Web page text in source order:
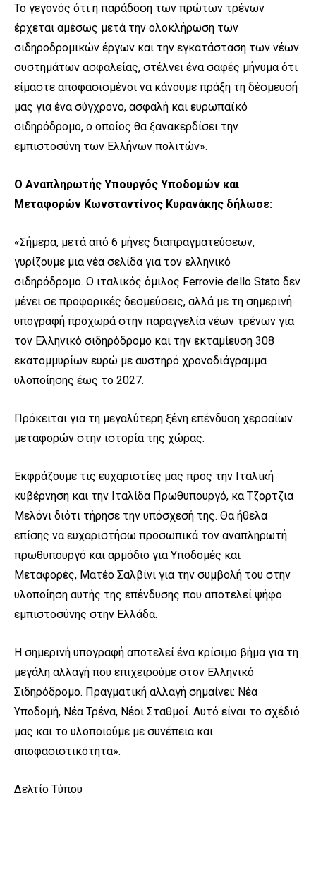
Το γεγονός ότι η παράδοση των πρώτων τρένων
έρχεται αμέσως μετά την ολοκλήρωση των
σιδηροδρομικών έργων και την εγκατάσταση των νέων
συστημάτων ασφαλείας, στέλνει ένα σαφές μήνυμα ότι
είμαστε αποφασισμένοι να κάνουμε πράξη τη δέσμευσή
μας για ένα σύγχρονο, ασφαλή και ευρωπαϊκό
σιδηρόδρομο, ο οποίος θα ξανακερδίσει την
εμπιστοσύνη των Ελλήνων πολιτών».
Ο Αναπληρωτής Υπουργός Υποδομών και
Μεταφορών Κωνσταντίνος Κυρανάκης δήλωσε:
«Σήμερα, μετά από 6 μήνες διαπραγματεύσεων,
γυρίζουμε μια νέα σελίδα για τον ελληνικό
σιδηρόδρομο. Ο ιταλικός όμιλος Ferrovie dello Stato δεν
μένει σε προφορικές δεσμεύσεις, αλλά με τη σημερινή
υπογραφή προχωρά στην παραγγελία νέων τρένων για
τον Ελληνικό σιδηρόδρομο και την εκταμίευση 308
εκατομμυρίων ευρώ με αυστηρό χρονοδιάγραμμα
υλοποίησης έως το 2027.
Πρόκειται για τη μεγαλύτερη ξένη επένδυση χερσαίων
μεταφορών στην ιστορία της χώρας.
Εκφράζουμε τις ευχαριστίες μας προς την Ιταλική
κυβέρνηση και την Ιταλίδα Πρωθυπουργό, κα Τζόρτζια
Μελόνι διότι τήρησε την υπόσχεσή της. Θα ήθελα
επίσης να ευχαριστήσω προσωπικά τον αναπληρωτή
πρωθυπουργό και αρμόδιο για Υποδομές και
Μεταφορές, Ματέο Σαλβίνι για την συμβολή του στην
υλοποίηση αυτής της επένδυσης που αποτελεί ψήφο
εμπιστοσύνης στην Ελλάδα.
Η σημερινή υπογραφή αποτελεί ένα κρίσιμο βήμα για τη
μεγάλη αλλαγή που επιχειρούμε στον Ελληνικό
Σιδηρόδρομο. Πραγματική αλλαγή σημαίνει: Νέα
Υποδομή, Νέα Τρένα, Νέοι Σταθμοί. Αυτό είναι το σχέδιό
μας και το υλοποιούμε με συνέπεια και
αποφασιστικότητα».
Δελτίο Τύπου